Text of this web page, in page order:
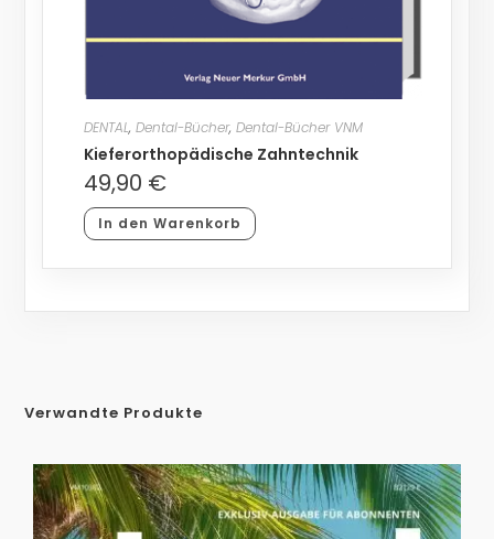
DENTAL, Dental-Bücher, Dental-Bücher VNM
Kieferorthopädische Zahntechnik
49,90 €
In den Warenkorb
Verwandte Produkte